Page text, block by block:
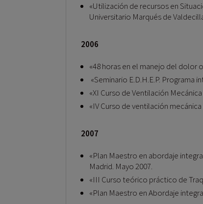
«Utilización de recursos en
Universitario Marqués de
2006
«48 horas en el manejo del dolor
«Seminario E.D.H.E.P.
«XI Curso de Ventilación
«IV Curso de ventilación
2007
«Plan Maestro en abordaje
Madrid. Mayo 2007.
«III Curso teórico práctico de
«Plan Maestro en Abordaje